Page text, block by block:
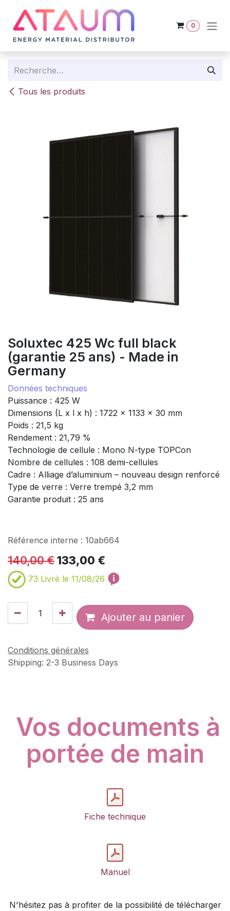
0
Tous les produits
Soluxtec 425 Wc full black
(garantie 25 ans) - Made in
Germany
Données techniques
Puissance : 425 W
Dimensions (L x l x h) : 1722 x 1133 x 30 mm
Poids : 21,5 kg
Rendement : 21,79 %
Technologie de cellule : Mono N-type TOPCon
Nombre de cellules : 108 demi-cellules
Cadre : Alliage d’aluminium – nouveau design renforcé
Type de verre : Verre trempé 3,2 mm
Garantie produit : 25 ans
Référence interne : 10ab664
140,00€133,00 €
73 Livré le 11/08/26
Ajouter au panier
Conditions générales
Shipping: 2-3 Business Days
Vos documents à
portée de main
Fiche technique
Manuel
N'hésitez pas à profiter de la possibilité de télécharger